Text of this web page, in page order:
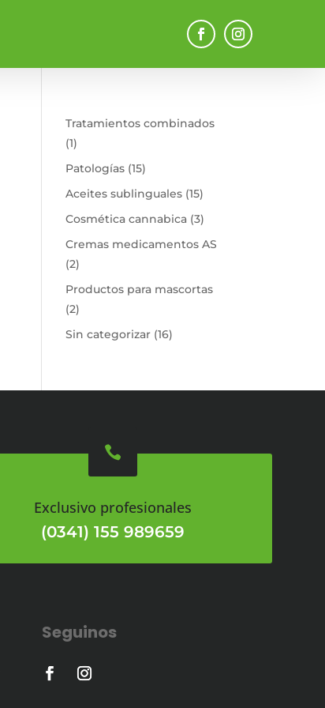
Tratamientos combinados
11
producto
Patologías 1515
productos
Aceites sublinguales 1515
productos
Cosmética cannabica 33
productos
Cremas medicamentos AS
22
productos
Productos para mascortas
22
productos
Sin categorizar 1616

Exclusivo profesionales
(0341) 155 989659
Seguinos